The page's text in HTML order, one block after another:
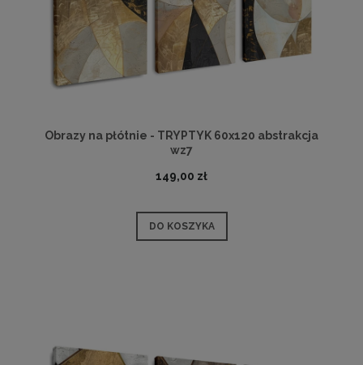
Obrazy na płótnie - TRYPTYK 60x120 abstrakcja
wz7
149,00 zł
DO KOSZYKA